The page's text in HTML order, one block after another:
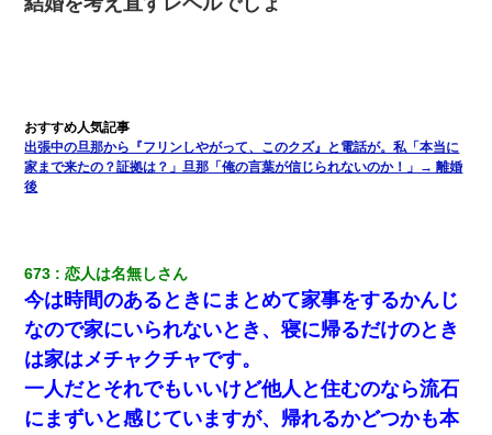
い？」
｢昨日はお兄ちゃんと一緒にお風呂に入っちゃった～｣とか毎日兄
の話をしていたA子が事故で亡くなった。→Ａ子のお母さんの話に
驚愕…
てもらえて良かったな！』→
テレワーク上司「会議中はカメラ付けろ！」女社員「え、事前連
絡無しは無理」上司「いいから付けろ！」→
妻「ずっと好きだった人と一緒になりたいから、わかれてくださ
い」→離婚後、娘と実家で生活してると…
出張中の旦那から『フリンしやがって、このクズ』と電話が。私「本当に
家まで来たの？証拠は？」旦那「俺の言葉が信じられないのか！」→ 離婚
後
673 恋人は名無しさん
今は時間のあるときにまとめて家事をするかんじ
なので家にいられないとき、寝に帰るだけのとき
は家はメチャクチャです。
一人だとそれでもいいけど他人と住むのなら流石
にまずいと感じていますが、帰れるかどつかも本